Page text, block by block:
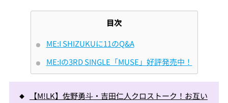
目次
ME:I SHIZUKUに11のQ&A
ME:Iの3RD SINGLE「MUSE」好評発売中！
【M!LK】佐野勇斗・吉田仁人クロストーク！お互い